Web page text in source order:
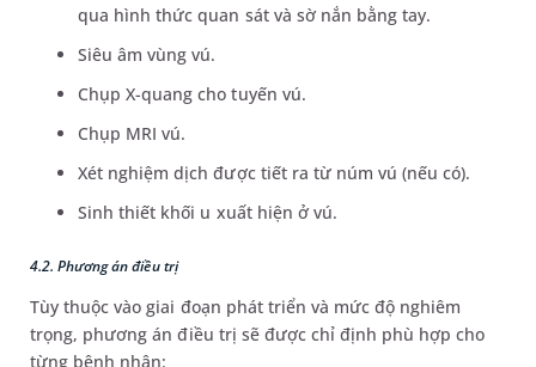
qua hình thức quan sát và sờ nắn bằng tay.
Siêu âm vùng vú.
Chụp X-quang cho tuyến vú.
Chụp MRI vú.
Xét nghiệm dịch được tiết ra từ núm vú (nếu có).
Sinh thiết khối u xuất hiện ở vú.
4.2. Phương án điều trị
Tùy thuộc vào giai đoạn phát triển và mức độ nghiêm
trọng, phương án điều trị sẽ được chỉ định phù hợp cho
từng bệnh nhân: